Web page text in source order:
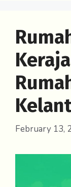
February 13,